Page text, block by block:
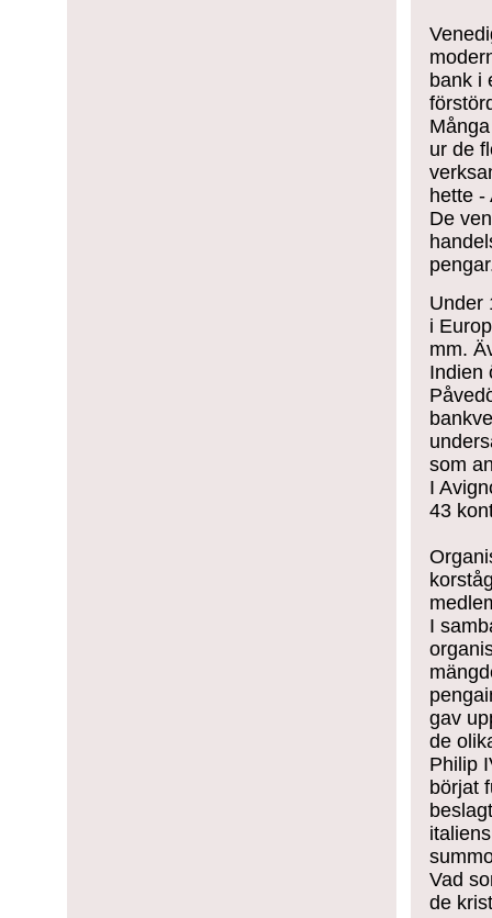
bank i
ur de
hette -
De
Under
i
mm.
Indien
som
I
43
I
gav
de
Philip
börjat
Vad
de